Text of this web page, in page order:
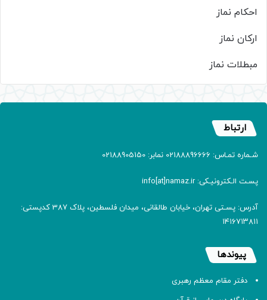
احکام نماز
ارکان نماز
مبطلات نماز
ارتباط
شـماره تمـاس: 02188896666 نمابر: 02188905150
پسـت الـکترونیـکی: info[at]namaz.ir
آدرس: پسـتی تهران، خیابان طالقانی، میدان فلسطین، پلاک 387 کدپستی:
۱۴۱۶۷۱۳۸۱۱
پیوندها
دفتر مقام معظم رهبری